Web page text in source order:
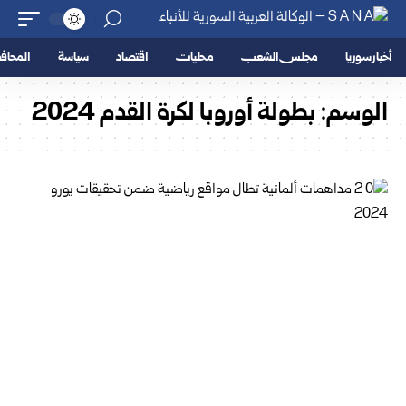
أخبار سوريا مجلس الشعب محليات اقتصاد سياسة
الوسم:بطولة أوروبا لكرة القدم 2024